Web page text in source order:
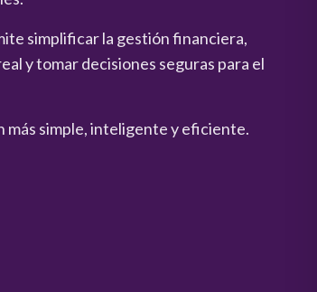
simplificar la gestión financiera,
y tomar decisiones seguras para el
más simple, inteligente y eficiente.